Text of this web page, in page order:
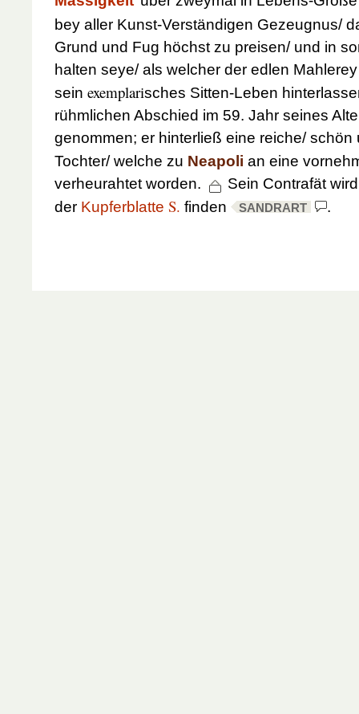
bey aller Kunst-Verständigen Gezeugnus/
Grund und Fug höchst zu preisen/ und in
halten seye/ als welcher der edlen
sein exemplarisches Sitten-Leben
rühmlichen Abschied im 59. Jahr seines
genommen; er hinterließ eine reiche/ schön
Tochter/ welche zu Neapoli an eine
verheurahtet worden.
Sein Contrafät
der Kupferblatte S. finden SANDRART .